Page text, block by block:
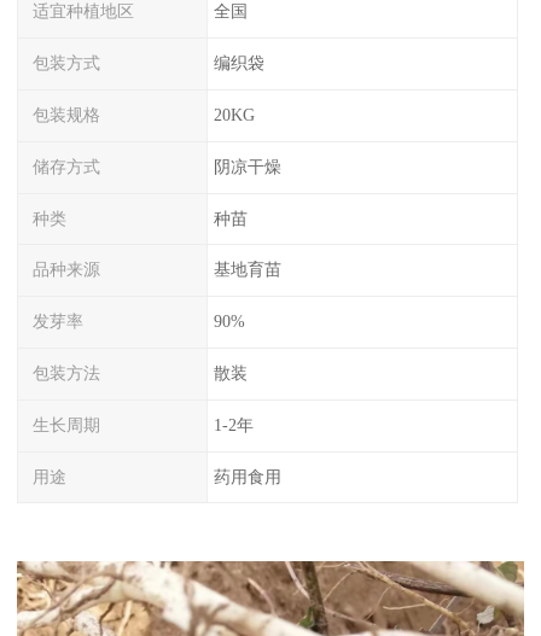
适宜种植地区 全国
包装方式 编织袋
包装规格 20KG
储存方式 阴凉干燥
种类 种苗
品种来源 基地育苗
发芽率 90%
包装方法 散装
生长周期 1-2年
用途 药用食用